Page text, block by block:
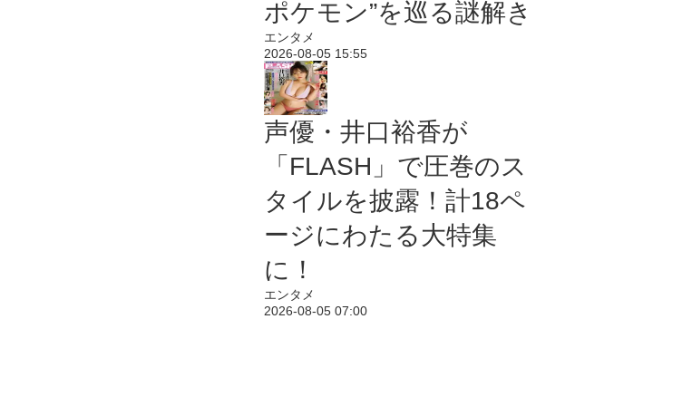
ポケモン”を巡る謎解き
エンタメ
2026-08-05 15:55
声優・井口裕香が
「FLASH」で圧巻のス
タイルを披露！計18ペ
ージにわたる大特集
に！
エンタメ
2026-08-05 07:00